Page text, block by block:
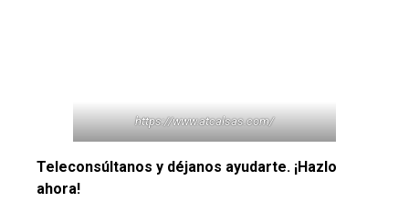
https://www.atcalsas.com/
Teleconsúltanos y déjanos ayudarte. ¡Hazlo
ahora!